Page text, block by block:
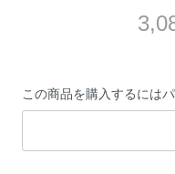
この商品を購入するには